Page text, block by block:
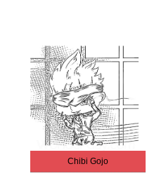
Chibi Gojo